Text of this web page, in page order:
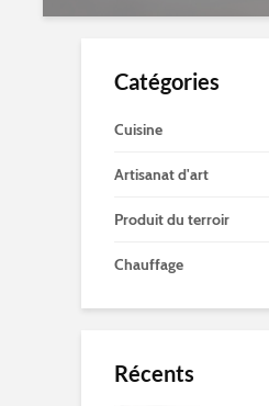
Catégories
Cuisine
Artisanat d'art
Produit du terroir
Chauffage
Récents